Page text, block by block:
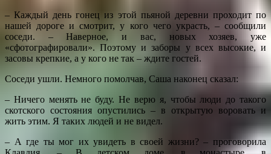
– Каждый день гонец из этой пьяной деревни проходит по
нашей дороге и смотрит, у кого чего украсть, – сообщили
соседи. – Наверное, и вас, новых хозяев, уже
«сфотографировали». Поэтому и заборы у всех высокие, и
засовы крепкие, а у кого не так – ждите гостей.
Соседи ушли. Немного помолчав, Саша наконец сказал:
– Ничего менять не буду. Не верю я, чтобы люди до такого
скотского состояния опустились – в открытую воровать и
жить этим. Я таких людей и не видел.
– А где ты мог их увидеть в своей жизни? – проговорила